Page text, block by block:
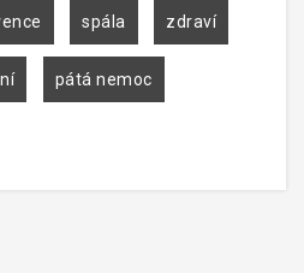
spála zdraví
pátá nemoc